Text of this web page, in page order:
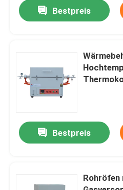
Werksbesichtigung
Qualitätskontrolle
Bitte um ein Angebot
Programtherm
Hochtemperaturschleiföfen
Bestpreis
Bestpreis
Rohröfen